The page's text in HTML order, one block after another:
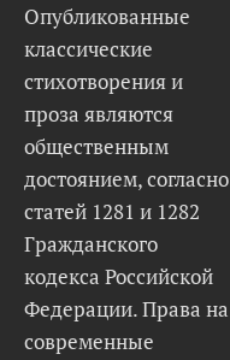
Опубликованные
классические
стихотворения и
проза являются
общественным
достоянием, согласно
статей 1281 и 1282
Гражданского
кодекса Российской
Федерации. Права на
современные